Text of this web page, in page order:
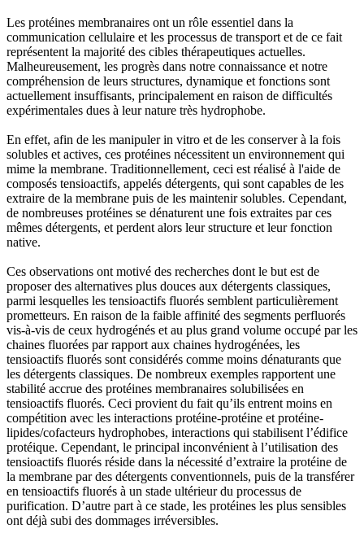
Les protéines membranaires ont un rôle essentiel dans la
communication cellulaire et les processus de transport et de ce fait
représentent la majorité des cibles thérapeutiques actuelles.
Malheureusement, les progrès dans notre connaissance et notre
compréhension de leurs structures, dynamique et fonctions sont
actuellement insuffisants, principalement en raison de difficultés
expérimentales dues à leur nature très hydrophobe.
En effet, afin de les manipuler in vitro et de les conserver à la fois
solubles et actives, ces protéines nécessitent un environnement qui
mime la membrane. Traditionnellement, ceci est réalisé à l'aide de
composés tensioactifs, appelés détergents, qui sont capables de les
extraire de la membrane puis de les maintenir solubles. Cependant,
de nombreuses protéines se dénaturent une fois extraites par ces
mêmes détergents, et perdent alors leur structure et leur fonction
native.
Ces observations ont motivé des recherches dont le but est de
proposer des alternatives plus douces aux détergents classiques,
parmi lesquelles les tensioactifs fluorés semblent particulièrement
prometteurs. En raison de la faible affinité des segments perfluorés
vis-à-vis de ceux hydrogénés et au plus grand volume occupé par les
chaines fluorées par rapport aux chaines hydrogénées, les
tensioactifs fluorés sont considérés comme moins dénaturants que
les détergents classiques. De nombreux exemples rapportent une
stabilité accrue des protéines membranaires solubilisées en
tensioactifs fluorés. Ceci provient du fait qu’ils entrent moins en
compétition avec les interactions protéine-protéine et protéine-
lipides/cofacteurs hydrophobes, interactions qui stabilisent l’édifice
protéique. Cependant, le principal inconvénient à l’utilisation des
tensioactifs fluorés réside dans la nécessité d’extraire la protéine de
la membrane par des détergents conventionnels, puis de la transférer
en tensioactifs fluorés à un stade ultérieur du processus de
purification. D’autre part à ce stade, les protéines les plus sensibles
ont déjà subi des dommages irréversibles.